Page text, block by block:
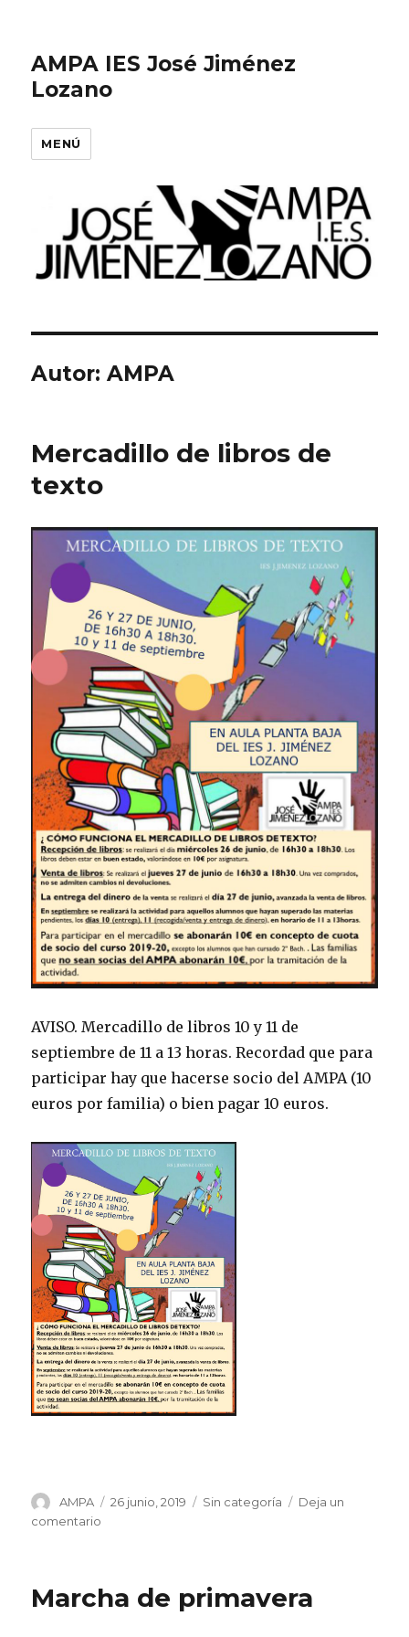
AMPA IES José Jiménez
Lozano
MENÚ
Autor:AMPA
Mercadillo de libros de
texto
AVISO. Mercadillo de libros 10 y 11 de
septiembre de 11 a 13 horas. Recordad que para
participar hay que hacerse socio del AMPA (10
euros por familia) o bien pagar 10 euros.
Autor
AMPA
Publicado
26 junio, 2019 Categorías
Sin categoría
Deja un
comentario
de
Marcha de primavera